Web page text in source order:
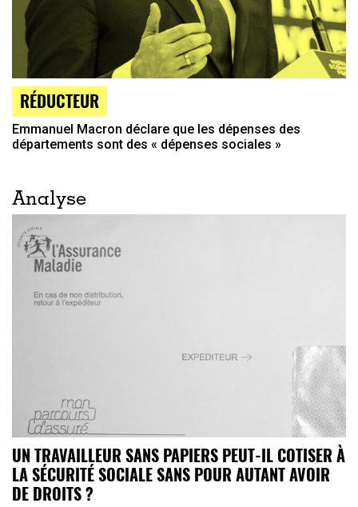
RÉDUCTEUR
Emmanuel Macron déclare que les dépenses des
départements sont des « dépenses sociales »
Analyse
UN TRAVAILLEUR SANS PAPIERS PEUT-IL COTISER À
LA SÉCURITÉ SOCIALE SANS POUR AUTANT AVOIR
DE DROITS ?